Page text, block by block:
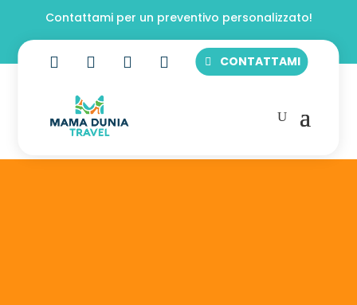
Contattami per un preventivo personalizzato!
    CONTATTAMI